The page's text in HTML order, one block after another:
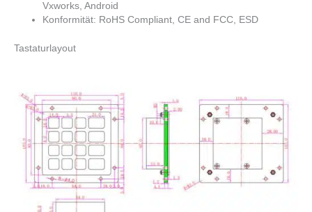
Vxworks, Android
Konformität: RoHS Compliant, CE and FCC, ESD
Tastaturlayout